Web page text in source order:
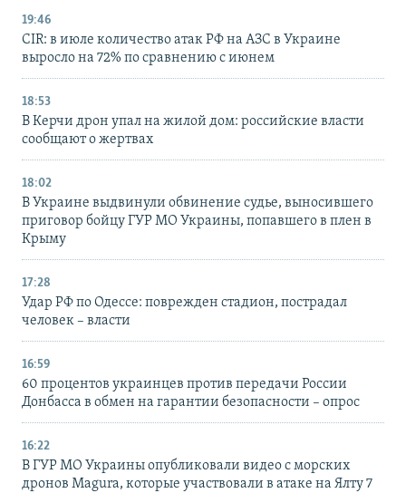
19:46
CIR: в июле количество атак РФ на АЗС в Украине
выросло на 72% по сравнению с июнем
18:53
В Керчи дрон упал на жилой дом: российские власти
сообщают о жертвах
18:02
В Украине выдвинули обвинение судье, выносившего
приговор бойцу ГУР МО Украины, попавшего в плен в
Крыму
17:28
Удар РФ по Одессе: поврежден стадион, пострадал
человек – власти
16:59
60 процентов украинцев против передачи России
Донбасса в обмен на гарантии безопасности – опрос
16:22
В ГУР МО Украины опубликовали видео с морских
дронов Magura, которые участвовали в атаке на Ялту 7